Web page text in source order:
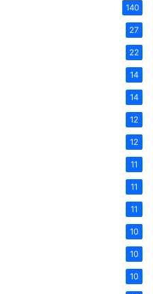
140
27
22
14
14
12
12
11
11
11
10
10
10